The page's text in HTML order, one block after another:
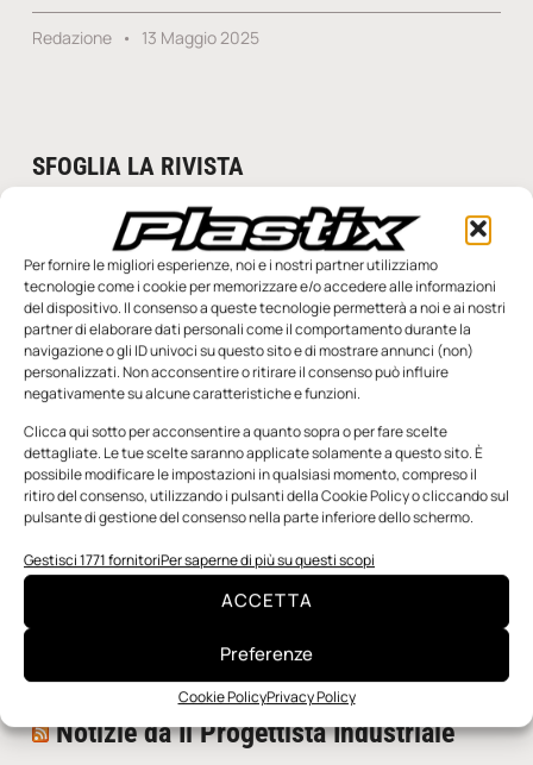
Per fornire le migliori esperienze, noi e i nostri partner utilizziamo
tecnologie come i cookie per memorizzare e/o accedere alle informazioni
del dispositivo. Il consenso a queste tecnologie permetterà a noi e ai nostri
partner di elaborare dati personali come il comportamento durante la
navigazione o gli ID univoci su questo sito e di mostrare annunci (non)
personalizzati. Non acconsentire o ritirare il consenso può influire
negativamente su alcune caratteristiche e funzioni.
Clicca qui sotto per acconsentire a quanto sopra o per fare scelte
dettagliate. Le tue scelte saranno applicate solamente a questo sito. È
possibile modificare le impostazioni in qualsiasi momento, compreso il
ritiro del consenso, utilizzando i pulsanti della Cookie Policy o cliccando sul
pulsante di gestione del consenso nella parte inferiore dello schermo.
Gestisci 1771 fornitoriPer saperne di più su questi scopi
ACCETTA
Preferenze
Cookie PolicyPrivacy Policy
Redazione 13 Maggio 2025
SFOGLIA LA RIVISTA
n.5 - Giugno 2026 n.4 - Maggio 2026
Edicola Web
Notizie da Meccanicanews
I nanonastri di grafene come potenziali sensori per i
Una nuova mano robotica passa da una pinza all’altra
O-Ring, tecnica e applicazioni
Notizie da Il Progettista Industriale